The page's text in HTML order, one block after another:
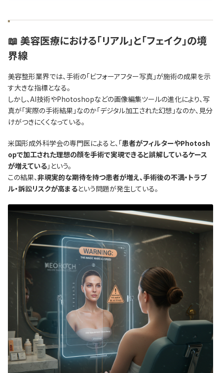
📖 美容医療における「リアル」と「フェイク」の境
界線
美容整形業界では、手術の「ビフォーアフター写真」が施術の成果を示
す大きな指標となる。
しかし、AI技術やPhotoshopなどの画像編集ツールの進化により、写
真が「実際の手術結果」なのか「デジタル加工された幻想」なのか、見分
けがつきにくくなっている。
米国形成外科学会の専門医によると、「患者がフィルターやPhotosh
opで加工された理想の顔を手術で実現できると誤解しているケース
が増えている 」という。
この結果、非現実的な期待を持つ患者が増え、手術後の不満・トラブ
ル・訴訟リスクが高まるという問題が発生している。